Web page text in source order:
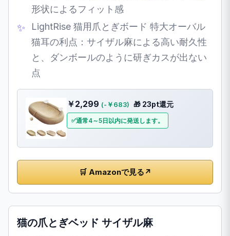
形状によるフィット感
LightRise 猫用爪とぎボード 特大オーバル
猫耳の利点：サイザル麻による高い耐久性
と、ダンボールのように研ぎカスが出ない
点
￥2,299 (-￥683) 🎁 23pt還元
通常4～5日以内に発送します。
🛒 Amazonで見る ↗
猫の爪とぎベッド サイザル麻